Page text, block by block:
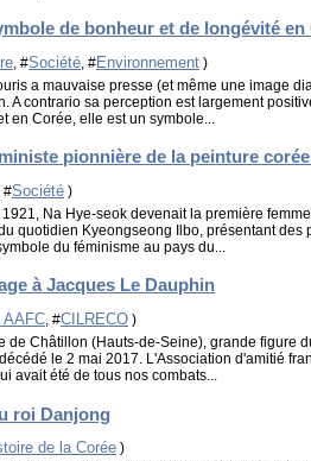
de bonheur et de longévité en
, #Société , #Environnement )
a mauvaise presse (et même une image
A contrario sa perception est largement
en Corée, elle est un symbole...
pionnière de la peinture
, #Société )
Na Hye-seok devenait la première
quotidien Kyeongseong Ilbo, présentant des
du féminisme au pays du...
à Jacques Le Dauphin
, #CILRECO )
de Châtillon (Hauts-de-Seine), grande figure
le 2 mai 2017. L'Association d'amitié
avait été de tous nos combats...
roi Danjong
de la Corée )